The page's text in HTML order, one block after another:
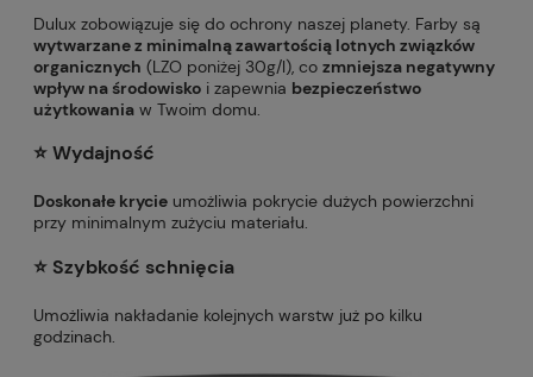
Dulux zobowiązuje się do ochrony naszej planety. Farby są
wytwarzane z minimalną zawartością lotnych związków
organicznych (LZO poniżej 30g/l), co zmniejsza negatywny
wpływ na środowisko i zapewnia bezpieczeństwo
użytkowania w Twoim domu.
⭐️Wydajność
Doskonałe krycie umożliwia pokrycie dużych powierzchni
przy minimalnym zużyciu materiału.
⭐️ Szybkość schnięcia
Umożliwia nakładanie kolejnych warstw już po kilku
godzinach.